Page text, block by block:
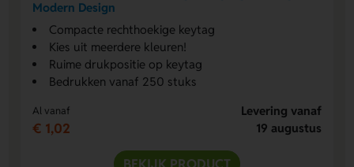
Modern Design
Compacte rechthoekige keytag
Kies uit meerdere kleuren!
Ruime drukpositie op keytag
Bedrukken vanaf 250 stuks
Al vanaf
€ 1,02
Levering vanaf
19 augustus